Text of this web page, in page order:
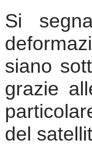
Si
siano
grazie
del